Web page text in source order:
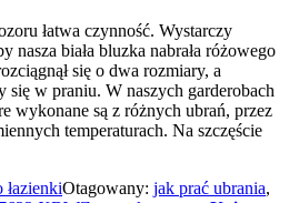
łatwa czynność. Wystarczy
biała bluzka nabrała różowego
się o dwa rozmiary, a
się w praniu. W naszych garderobach
wykonane są z różnych ubrań, przez
temperaturach. Na szczęście
Otagowany: jak prać ubrania,